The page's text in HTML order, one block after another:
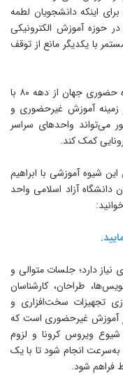
اینکه دانشجویان لطمه
آموزش الکترونیکی
با یکدیگر مانع از توقف
دانشگاه آزاد اسلامی به‌عنوان بزرگترین دانشگاه حضوری جهان از دهه ۸۰ با
آموزش غیرحضوری و
واحدهای سراسر
کمک کند.
آموزشی با ابراهیم
آزاد اسلامی واحد
دارد؛ جلسات متوالی و
طراحان، کارشناسان
سخت‌افزاری و
غیرحضوری است که
ویروس کرونا و لزوم
انجام شود تا با یک
شود.